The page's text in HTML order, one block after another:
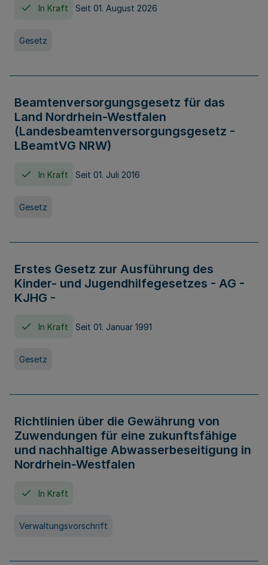
In Kraft Seit 01. August 2026
Gesetz
Beamtenversorgungsgesetz für das
Land Nordrhein-Westfalen
(Landesbeamtenversorgungsgesetz -
LBeamtVG NRW)
In Kraft Seit 01. Juli 2016
Gesetz
Erstes Gesetz zur Ausführung des
Kinder- und Jugendhilfegesetzes - AG -
KJHG -
In Kraft Seit 01. Januar 1991
Gesetz
Richtlinien über die Gewährung von
Zuwendungen für eine zukunftsfähige
und nachhaltige Abwasserbeseitigung in
Nordrhein-Westfalen
In Kraft
Verwaltungsvorschrift